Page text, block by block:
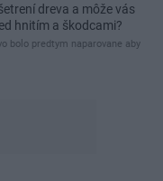
dreva a môže vás
hnitím a škodcami?
bolo predtym naparovane aby